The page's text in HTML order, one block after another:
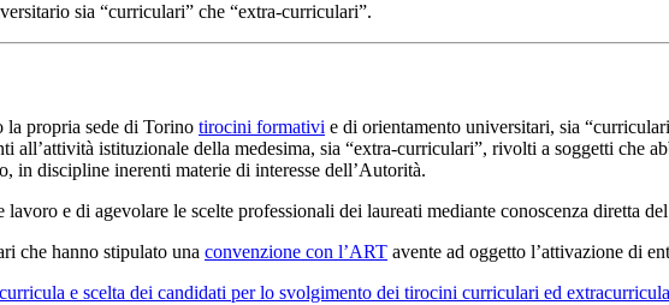
sia “curriculari” che “extra-curriculari”.
la propria sede di Torino tirocini formativi e di orientamento universitari, sia
istituzionale della medesima, sia “extra-curriculari”, rivolti a soggetti che
discipline inerenti materie di interesse dell’Autorità.
e di agevolare le scelte professionali dei laureati mediante conoscenza diretta
che hanno stipulato una convenzione con l’ART avente ad oggetto l’attivazione di
e scelta dei candidati per lo svolgimento dei tirocini curriculari ed